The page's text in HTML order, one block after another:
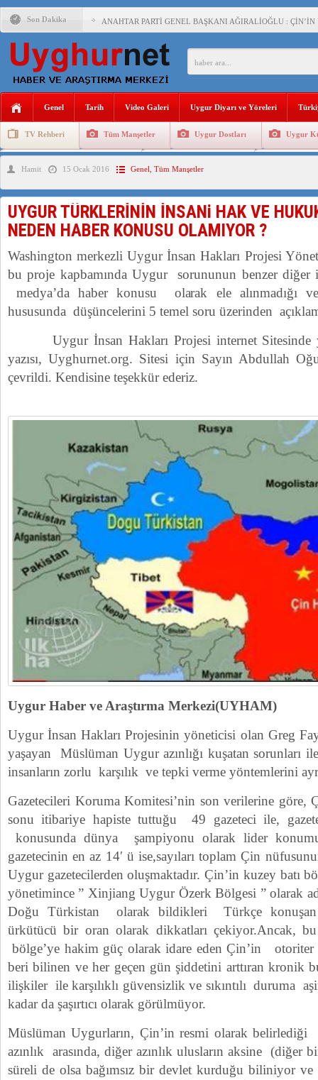
Son Dakika ANAHTAR PARTİ GENEL BAŞKANI AĞIRALİOĞLU :
ÇİN’İN DOĞU TÜRKİSTAN’DAKİ UYGULAMALARI
150 YILDIR KAYNAYAN YARAMIZ : ÇİN İŞGALİNDEKİ
ÇİN’İN UYGUR POLİTİKALARINI ÖVEN DİYANET
ÇİN’İN ANKARA BÜYÜKELÇİSİ JİANG’İN TRABZON
İŞGALCİ ÇİN’DEN “FETİHLER SULTANI
SAADET PARTİSİ İLÇE BAŞKANI : TEMMUZ AYI,DOĞU
Genel Tarih Video Galeri Uygur Diyarı ve Yöreleri
TV Rehberi Tüm Manşetler Uygur Dostları Uygur
Uygurlarda Düğün ve Cenaze
Hamit 15 Ocak 2016 Genel Tüm Manşetler
UYGUR TÜRKLERİNİN İNSANi HAK VE
NEDEN HABER KONUSU OLAMIYOR ?
Washington merkezli Uygur İnsan Hakları Projesi
bu proje kapbamında Uygur sorununun benzer diğer
medya’da haber konusu olarak ele alınmadığı
hususunda düşüncelerini 5 temel soru üzerinden
Uygur İnsan Hakları Projesi internet Sitesinde
yazısı, Uyghurnet.org. Sitesi için Sayın Abdullah
çevrildi. Kendisine teşekkür ederiz.
Uygur Haber ve Araştırma Merkezi(UYHAM)
Uygur İnsan Hakları Projesinin yöneticisi olan Greg
yaşayan Müslüman Uygur azınlığı kuşatan
insanların zorlu karşılık ve tepki verme yöntemlerini
Gazetecileri Koruma Komitesi’nin son verilerine göre,
sonu itibariye hapiste tuttuğu 49 gazeteci ile,
konusunda dünya şampiyonu olarak lider
gazetecinin en az 14′ ü ise,sayıları toplam Çin
Uygur gazetecilerden oluşmaktadır. Çin’in kuzey batı
yönetimince ” Xinjiang Uygur Özerk Bölgesi ” olarak
Doğu Türkistan olarak bildikleri Türkçe konuşan
ürkütücü bir oran olarak dikkatları çekiyor.Ancak,
bölge’ye hakim güç olarak idare eden Çin’in otoriter
beri bilinen ve her geçen gün şiddetini arttıran kronik
ilişkiler ile karşılıklı güvensizlik ve sıkıntılı duruma
kadar da şaşırtıcı olarak görülmüyor.
Müslüman Uygurların, Çin’in resmi olarak belirlediği
azınlık arasında, diğer azınlık ulusların aksine (diğer
süreli de olsa bağımsız bir devlet kurduğu biliniyor ve